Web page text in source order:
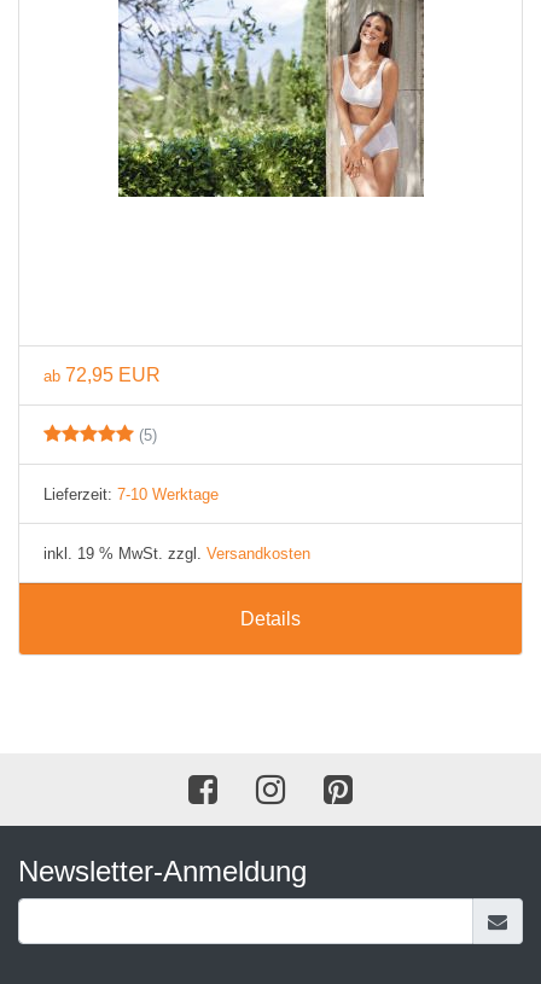
ab 72,95 EUR
(5)
Lieferzeit: 7-10 Werktage
inkl. 19 % MwSt. zzgl. Versandkosten
Details
Newsletter-Anmeldung